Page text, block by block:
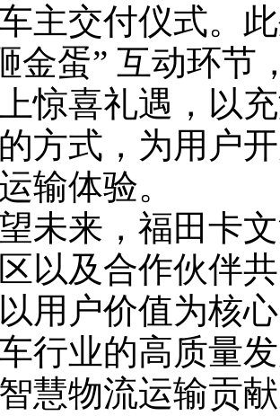
主交付仪式。
金蛋” 互动环节
惊喜礼遇，以
方式，为用户
输体验。
来，福田卡文
以及合作伙伴
用户价值为核
行业的高质量
慧物流运输贡